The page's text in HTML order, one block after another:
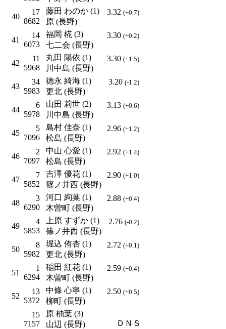
40
17
8682
藤田 わのか (1)
原 (長野)
3.32 (+0.7)
41
14
6073
福岡 椛 (3)
七二会 (長野)
3.30 (+0.2)
42
11
5968
丸田 陽依 (1)
川中島 (長野)
3.30 (+1.5)
43
34
5983
德永 綺海 (1)
更北 (長野)
3.20 (-1.2)
44
6
5978
山田 莉世 (2)
川中島 (長野)
3.13 (+0.6)
45
5
7096
島村 佳奈 (1)
松島 (長野)
2.96 (+1.2)
46
2
7097
中山 心愛 (1)
松島 (長野)
2.92 (+1.4)
47
7
5852
吉澤 優花 (1)
篠ノ井西 (長野)
2.90 (+1.0)
48
3
6290
河口 絢葉 (1)
木曽町 (長野)
2.88 (+0.4)
49
4
5853
上原 すずか (1)
篠ノ井西 (長野)
2.76 (-0.2)
50
8
5982
堀込 侑杏 (1)
更北 (長野)
2.72 (+0.1)
51
1
6294
稲田 紅花 (1)
木曽町 (長野)
2.59 (+0.4)
52
13
5372
中條 心寧 (1)
柳町 (長野)
2.50 (+0.5)
15
7157
原 柚葉 (3)
山辺 (長野)
ＤＮＳ